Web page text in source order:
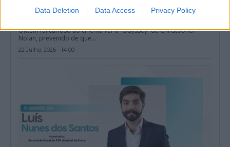
Data Deletion Data Access Privacy Policy
Ontem fui curioso ao cinema ver a “Odyssey” de Christopher
Nolan, prevenido de que...
22 Julho, 2026 - 14:00